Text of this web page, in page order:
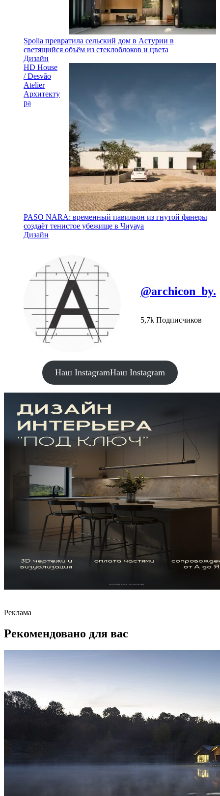
Spolia превратила сельский дом в Астурии в
светящийся объём из стеклоблоков и цвета
Дизайн
HD House
/ Desvão
Atelier
Архитекту
ра
PASO NARA: временный павильон из гнутой фанеры
создаёт тенистое убежище в Чиуауа
Дизайн
@archicon_by.
5,7k Подписчиков
Наш InstagramНаш Instagram
Реклама
Рекомендовано для вас